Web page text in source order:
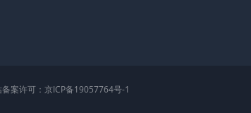
案许可： 京ICP备19057764号-1